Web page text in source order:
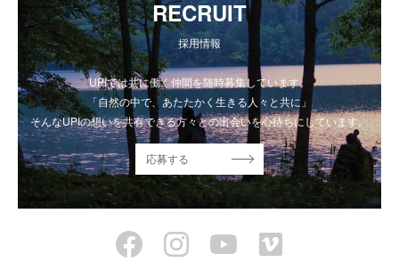
RECRUIT
採用情報
UPIでは共に働く仲間を随時募集しています。
「自然の中で、あたたかく生きる人々と共に」
そんなUPIの想いを共有できる方々との出会いを心待ちにしています。
応募する